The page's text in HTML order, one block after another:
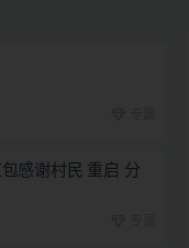
感谢村民 重启 分